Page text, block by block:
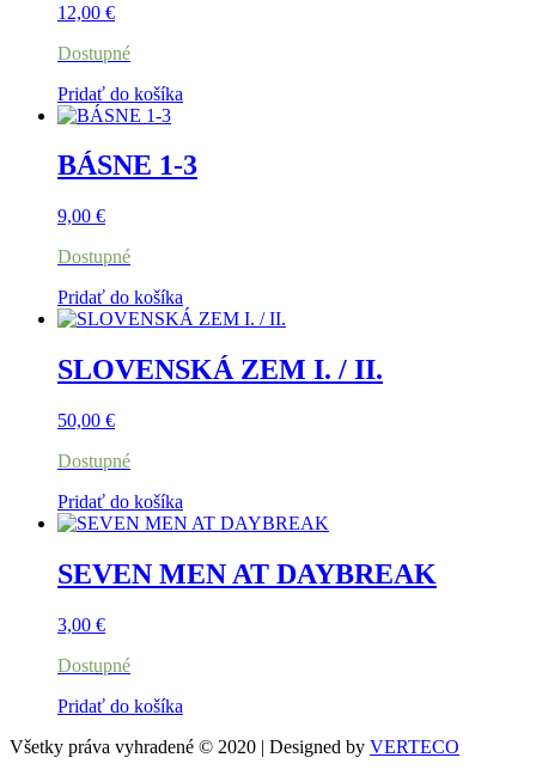
12,00 €
Dostupné
Pridať do košíka
BÁSNE 1-3
9,00 €
Dostupné
Pridať do košíka
SLOVENSKÁ ZEM I. / II.
50,00 €
Dostupné
Pridať do košíka
SEVEN MEN AT DAYBREAK
3,00 €
Dostupné
Pridať do košíka
Všetky práva vyhradené © 2020 | Designed by VERTECO